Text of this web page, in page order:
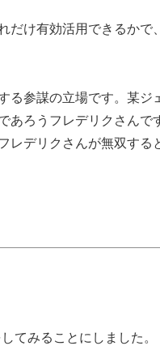
だけ有効活用できるかで
る参謀の立場です。某ジ
あろうフレデリクさんで
レデリクさんが無双する
てみることにしました。